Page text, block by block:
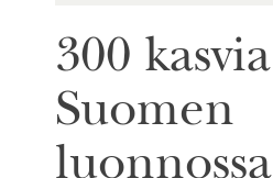
300 kasvia
Suomen
luonnossa